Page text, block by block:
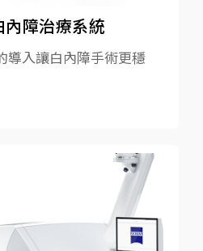
內障治療系統
導入讓白內障手術更穩